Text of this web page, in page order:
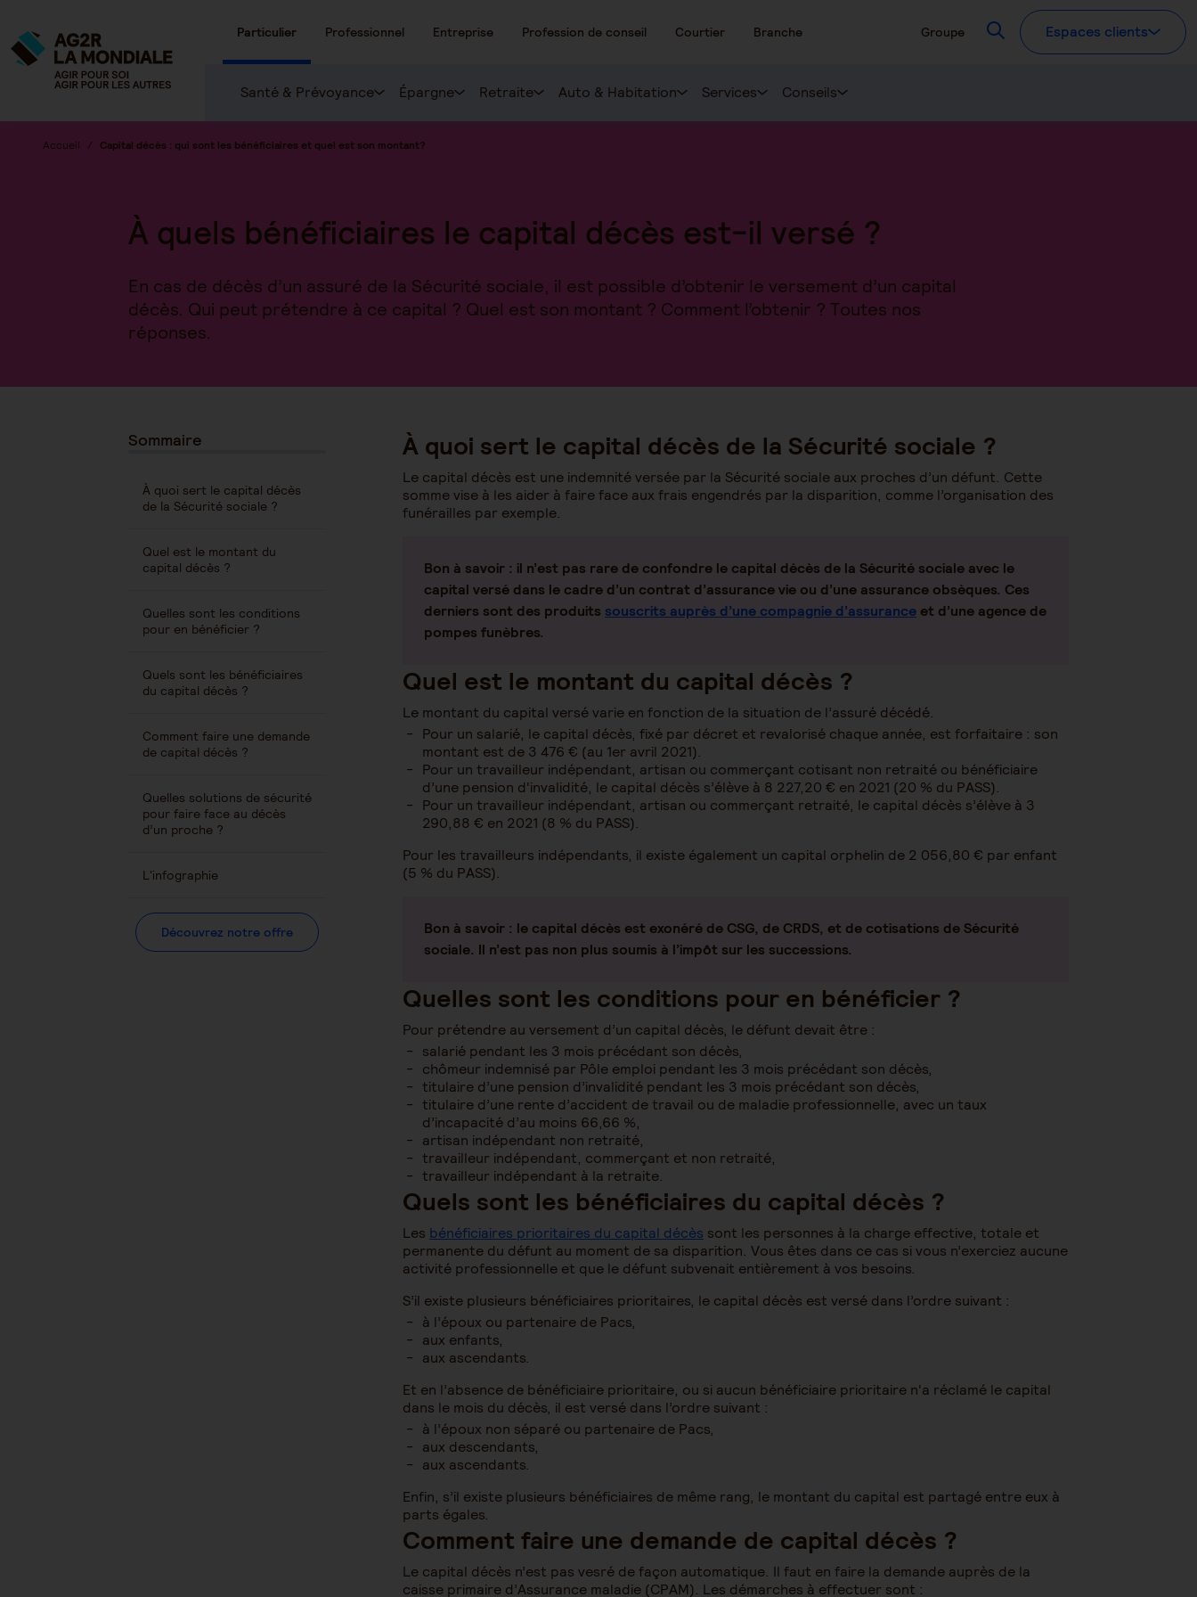
Particulier Professionnel Entreprise Profession de conseil Courtier Branche Groupe RecherchezEspaces clients
Santé & Prévoyance Épargne Retraite Auto & Habitation Services Conseils
Accueil Capital décès : qui sont les bénéficiaires et quel est son montant?
À quels bénéficiaires le capital décès est-il versé ?
En cas de décès d’un assuré de la Sécurité sociale, il est possible d’obtenir le versement d’un capital
décès. Qui peut prétendre à ce capital ? Quel est son montant ? Comment l’obtenir ? Toutes nos
réponses.
Sommaire
À quoi sert le capital décès
de la Sécurité sociale ?
Quel est le montant du
capital décès ?
Quelles sont les conditions
pour en bénéficier ?
Quels sont les bénéficiaires
du capital décès ?
Comment faire une demande
de capital décès ?
Quelles solutions de sécurité
pour faire face au décès
d’un proche ?
L'infographie
Découvrez notre offre
À quoi sert le capital décès de la Sécurité sociale ?
Le capital décès est une indemnité versée par la Sécurité sociale aux proches d’un défunt. Cette
somme vise à les aider à faire face aux frais engendrés par la disparition, comme l’organisation des
funérailles par exemple.
Bon à savoir : il n’est pas rare de confondre le capital décès de la Sécurité sociale avec le
capital versé dans le cadre d’un contrat d’assurance vie ou d’une assurance obsèques. Ces
derniers sont des produits souscrits auprès d’une compagnie d’assurance et d’une agence de
pompes funèbres.
Quel est le montant du capital décès ?
Le montant du capital versé varie en fonction de la situation de l’assuré décédé.
Pour un salarié, le capital décès, fixé par décret et revalorisé chaque année, est forfaitaire : son
montant est de 3 476 € (au 1er avril 2021).
Pour un travailleur indépendant, artisan ou commerçant cotisant non retraité ou bénéficiaire
d’une pension d'invalidité, le capital décès s’élève à 8 227,20 € en 2021 (20 % du PASS).
Pour un travailleur indépendant, artisan ou commerçant retraité, le capital décès s’élève à 3
290,88 € en 2021 (8 % du PASS).
Pour les travailleurs indépendants, il existe également un capital orphelin de 2 056,80 € par enfant
(5 % du PASS).
Bon à savoir : le capital décès est exonéré de CSG, de CRDS, et de cotisations de Sécurité
sociale. Il n’est pas non plus soumis à l’impôt sur les successions.
Quelles sont les conditions pour en bénéficier ?
Pour prétendre au versement d’un capital décès, le défunt devait être :
salarié pendant les 3 mois précédant son décès,
chômeur indemnisé par Pôle emploi pendant les 3 mois précédant son décès,
titulaire d’une pension d’invalidité pendant les 3 mois précédant son décès,
titulaire d’une rente d’accident de travail ou de maladie professionnelle, avec un taux
d’incapacité d’au moins 66,66 %,
artisan indépendant non retraité,
travailleur indépendant, commerçant et non retraité,
travailleur indépendant à la retraite.
Quels sont les bénéficiaires du capital décès ?
Les bénéficiaires prioritaires du capital décès sont les personnes à la charge effective, totale et
permanente du défunt au moment de sa disparition. Vous êtes dans ce cas si vous n’exerciez aucune
activité professionnelle et que le défunt subvenait entièrement à vos besoins.
S’il existe plusieurs bénéficiaires prioritaires, le capital décès est versé dans l’ordre suivant :
à l’époux ou partenaire de Pacs,
aux enfants,
aux ascendants.
Et en l’absence de bénéficiaire prioritaire, ou si aucun bénéficiaire prioritaire n'a réclamé le capital
dans le mois du décès, il est versé dans l’ordre suivant :
à l’époux non séparé ou partenaire de Pacs,
aux descendants,
aux ascendants.
Enfin, s’il existe plusieurs bénéficiaires de même rang, le montant du capital est partagé entre eux à
parts égales.
Comment faire une demande de capital décès ?
Le capital décès n’est pas vesré de façon automatique. Il faut en faire la demande auprès de la
caisse primaire d’Assurance maladie (CPAM). Les démarches à effectuer sont :